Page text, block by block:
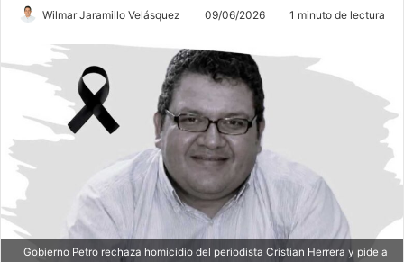
Wilmar Jaramillo Velásquez 09/06/2026 1 minuto de lectura
Gobierno Petro rechaza homicidio del periodista Cristian Herrera y pide a